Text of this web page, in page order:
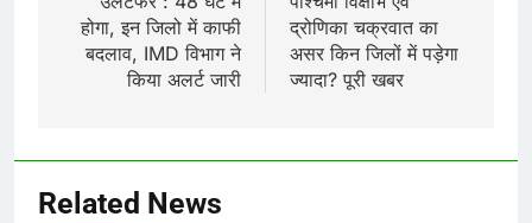
होगा, इन जिलो में काफी
बदलाव, IMD विभाग ने
किया अलर्ट जारी
द्रोणिका चक्रवात का
असर किन जिलों में पड़ेगा
ज्यादा? पूरी खबर
Related News